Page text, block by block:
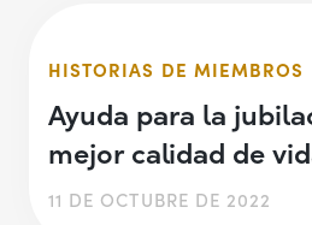
HISTORIAS DE MIEMBROS
Ayuda para la
mejor calidad de
11 DE OCTUBRE DE 2022